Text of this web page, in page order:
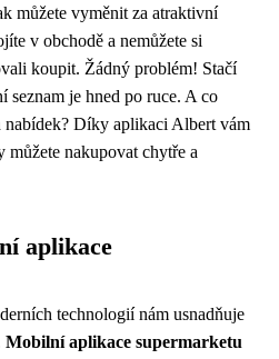
můžete vyměnit za atraktivní
v obchodě a nemůžete si
koupit. Žádný problém! Stačí
seznam je hned po ruce. A co
Díky aplikaci Albert vám
můžete nakupovat chytře a
aplikace
technologií nám usnadňuje
Mobilní aplikace supermarketu